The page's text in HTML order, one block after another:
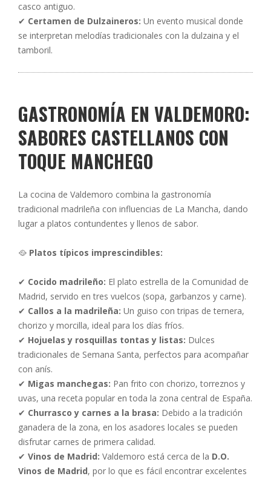
casco antiguo.
✔ Certamen de Dulzaineros: Un evento musical donde
se interpretan melodías tradicionales con la dulzaina y el
tamboril.
GASTRONOMÍA EN VALDEMORO:
SABORES CASTELLANOS CON
TOQUE MANCHEGO
La cocina de Valdemoro combina la gastronomía
tradicional madrileña con influencias de La Mancha, dando
lugar a platos contundentes y llenos de sabor.
🥘 Platos típicos imprescindibles:
✔ Cocido madrileño: El plato estrella de la Comunidad de
Madrid, servido en tres vuelcos (sopa, garbanzos y carne).
✔ Callos a la madrileña: Un guiso con tripas de ternera,
chorizo y morcilla, ideal para los días fríos.
✔ Hojuelas y rosquillas tontas y listas: Dulces
tradicionales de Semana Santa, perfectos para acompañar
con anís.
✔ Migas manchegas: Pan frito con chorizo, torreznos y
uvas, una receta popular en toda la zona central de España.
✔ Churrasco y carnes a la brasa: Debido a la tradición
ganadera de la zona, en los asadores locales se pueden
disfrutar carnes de primera calidad.
✔ Vinos de Madrid: Valdemoro está cerca de la D.O.
Vinos de Madrid, por lo que es fácil encontrar excelentes